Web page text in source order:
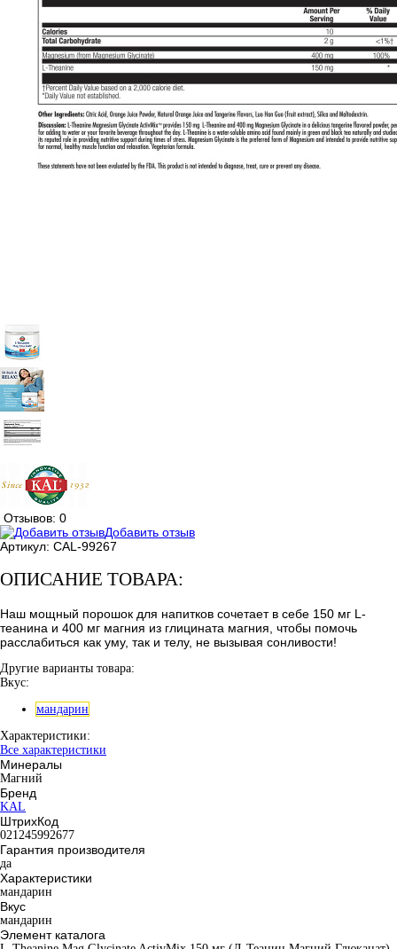
Отзывов: 0
Добавить отзыв
Артикул: CAL-99267
ОПИСАНИЕ ТОВАРА:
Наш мощный порошок для напитков сочетает в себе 150 мг L-
теанина и 400 мг магния из глицината магния, чтобы помочь
расслабиться как уму, так и телу, не вызывая сонливости!
Другие варианты товара:
Вкус:
мандарин
Характеристики:
Все характеристики
Минералы
Магний
Бренд
KAL
ШтрихКод
021245992677
Гарантия производителя
да
Характеристики
мандарин
Вкус
мандарин
Элемент каталога